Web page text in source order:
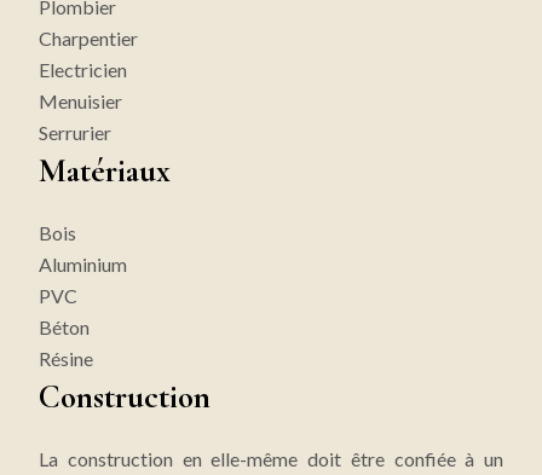
Plombier
Charpentier
Electricien
Menuisier
Serrurier
Matériaux
Bois
Aluminium
PVC
Béton
Résine
Construction
La construction en elle-même doit être confiée à un